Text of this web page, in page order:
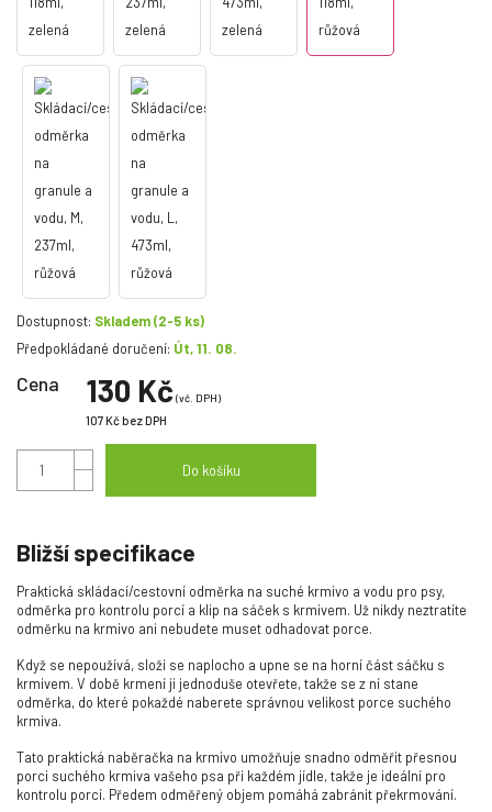
Dostupnost: Skladem(2-5 ks)
Předpokládané doručení: Út, 11. 08.
Cena 130 Kč(vč. DPH)
107 Kčbez DPH
Do košíku
Bližší specifikace
Praktická skládací/cestovní odměrka na suché krmivo a vodu pro psy,
odměrka pro kontrolu porcí a klip na sáček s krmivem. Už nikdy neztratíte
odměrku na krmivo ani nebudete muset odhadovat porce.
Když se nepoužívá, složí se naplocho a upne se na horní část sáčku s
krmivem. V době krmení ji jednoduše otevřete, takže se z ní stane
odměrka, do které pokaždé naberete správnou velikost porce suchého
krmiva.
Tato praktická naběračka na krmivo umožňuje snadno odměřit přesnou
porci suchého krmiva vašeho psa při každém jídle, takže je ideální pro
kontrolu porcí. Předem odměřený objem pomáhá zabránit překrmování.